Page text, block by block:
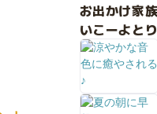
お出かけ家
いこーよと